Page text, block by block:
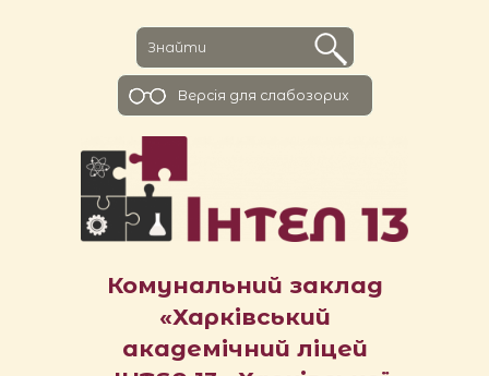
Комунальний заклад
«Харківський
академічний ліцей
Версiя для слабозорих